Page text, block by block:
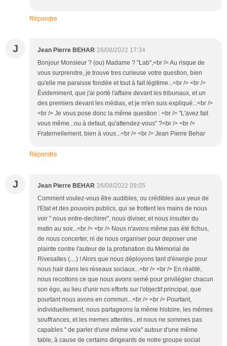
Répondre
J Jean Pierre BEHAR 26/08/2022 17:34
Bonjour Monsieur ? (ou) Madame ? "Lab",<br /> Au risque de
vous surprendre, je trouve tres curieuse votre question, bien
qu'elle me paraisse fondée et tout à fait légitime...<br /> <br />
Évidemment, que j'ai porté l'affaire devant les tribunaux, et un
des premiers devant les médias, et je m'en suis expliqué...<br />
<br /> Je vous pose donc la même question : <br /> "L'avez fait
vous même...ou à defaut, qu'attendez-vous" ?<br /> <br />
Fraternellement, bien à vous...<br /> <br /> Jean Pierre Behar
Répondre
J Jean Pierre BEHAR 26/08/2022 09:05
Comment voulez-vous être audibles, ou crédibles aux yeux de
l'Etat et des pouvoirs publics, qui se frottent les mains de nous
voir " nous entre-dechirer", nous diviser, et nous insulter du
matin au soir...<br /> <br /> Nous n'avons même pas été fichus,
de nous concerter, ni de nous organiser pour deposer une
plainte contre l'auteur de la profanation du Mémorial de
Rivesaltes (....) ! Alors que nous déployons tant d'énergie pour
nous haïr dans les réseaux sociaux...<br /> <br /> En réalité,
nous recoltons ce que nous avons semé pour privilégier chacun
son égo, au lieu d'unir nos efforts sur l'objectif principal, que
pourtant nous avons en commun...<br /> <br /> Pourtant,
individuellement, nous partageons la même histoire, les mêmes
souffrances, et les memes attentes...et nous ne sommes pas
capables " de parler d'une même voix" autour d'une même
table, à cause de certains dirigeants de notre groupe social